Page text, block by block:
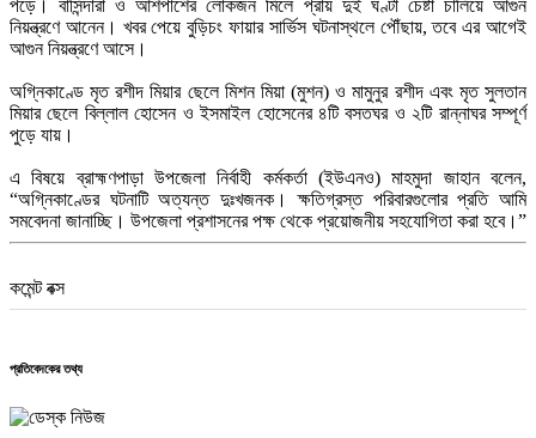
পড়ে। বাসিন্দারা ও আশপাশের লোকজন মিলে প্রায় দুই ঘণ্টা চেষ্টা চালিয়ে আগুন
নিয়ন্ত্রণে আনেন। খবর পেয়ে বুড়িচং ফায়ার সার্ভিস ঘটনাস্থলে পৌঁছায়, তবে এর আগেই
আগুন নিয়ন্ত্রণে আসে।
অগ্নিকাণ্ডে মৃত রশীদ মিয়ার ছেলে মিশন মিয়া (মুশন) ও মামুনুর রশীদ এবং মৃত সুলতান
মিয়ার ছেলে বিল্লাল হোসেন ও ইসমাইল হোসেনের ৪টি বসতঘর ও ২টি রান্নাঘর সম্পূর্ণ
পুড়ে যায়।
এ বিষয়ে ব্রাহ্মণপাড়া উপজেলা নির্বাহী কর্মকর্তা (ইউএনও) মাহমুদা জাহান বলেন,
“অগ্নিকাণ্ডের ঘটনাটি অত্যন্ত দুঃখজনক। ক্ষতিগ্রস্ত পরিবারগুলোর প্রতি আমি
সমবেদনা জানাচ্ছি। উপজেলা প্রশাসনের পক্ষ থেকে প্রয়োজনীয় সহযোগিতা করা হবে।”
কমেন্ট বক্স
প্রতিবেদকের তথ্য